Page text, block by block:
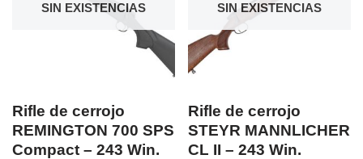
SIN EXISTENCIAS
Rifle de cerrojo
REMINGTON 700 SPS
Compact – 243 Win.
SIN EXISTENCIAS
Rifle de cerrojo
STEYR MANNLICHER
CL II – 243 Win.